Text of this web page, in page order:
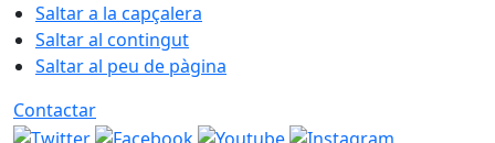
Saltar a la capçalera
Saltar al contingut
Saltar al peu de pàgina
Contactar